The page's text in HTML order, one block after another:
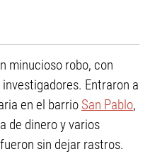
minucioso robo, con
Entraron a
en el barrio San Pablo,
de dinero y varios
sin dejar rastros.